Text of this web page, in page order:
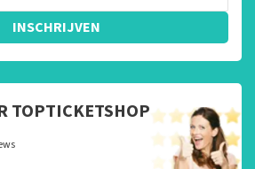
INSCHRIJVEN
TOPTICKETSHOP